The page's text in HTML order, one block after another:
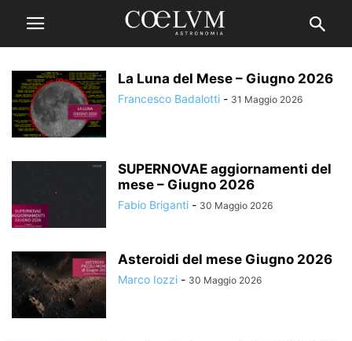
La Luna del Mese – Giugno 2026
Francesco Badalotti - 31 Maggio 2026
SUPERNOVAE aggiornamenti del
mese – Giugno 2026
Fabio Briganti - 30 Maggio 2026
Asteroidi del mese Giugno 2026
Marco Iozzi - 30 Maggio 2026